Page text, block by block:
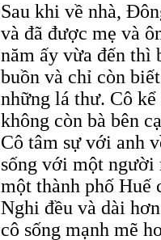
Sau khi về nhà,
và đã được mẹ và
năm ấy vừa đến thì
buồn và chỉ còn
những lá thư. Cô
không còn bà bên
Cô tâm sự với anh
sống với một người
một thành phố Huế
Nghi đều và dài
cô sống mạnh mẽ